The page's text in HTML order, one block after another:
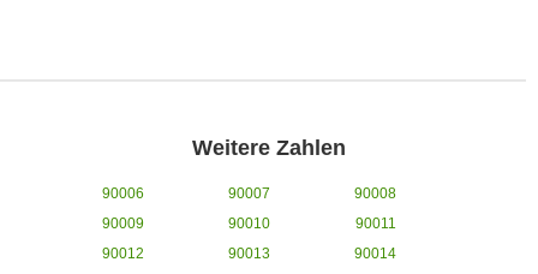
Weitere Zahlen
90006 90007
90008
90009
90010
90011
90012
90013
90014